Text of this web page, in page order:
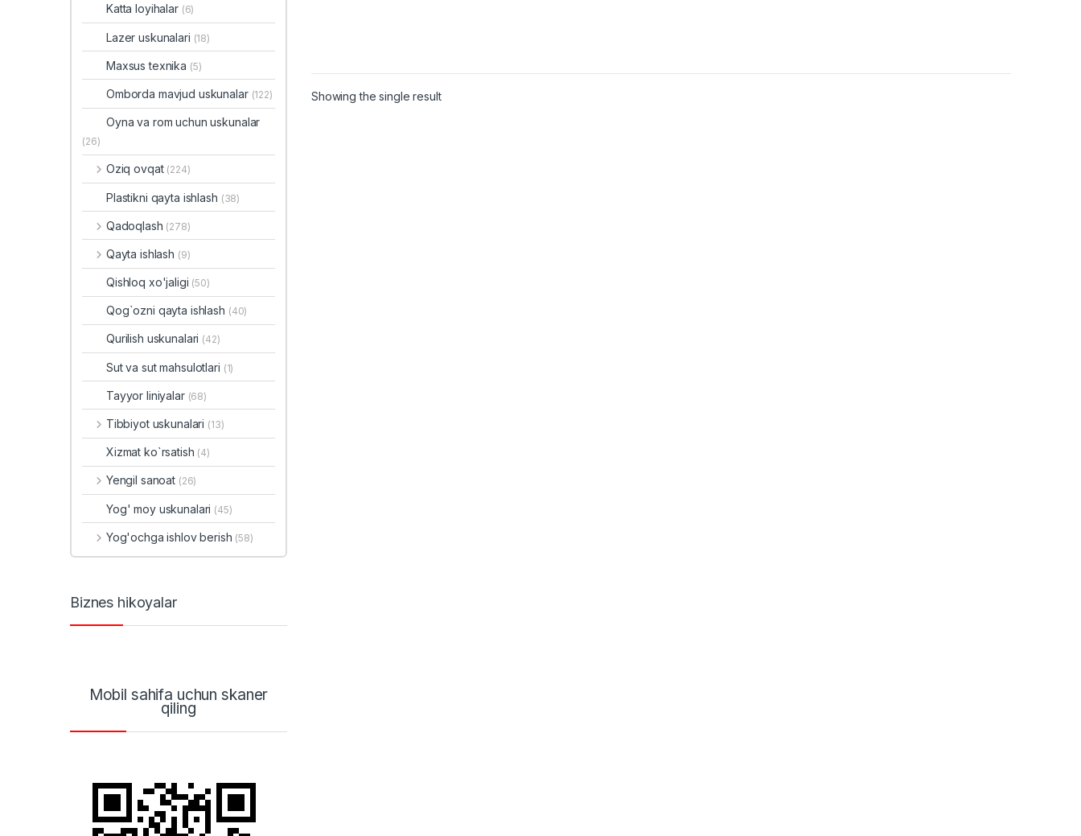
Showing the single result
Katta loyihalar (6)
Lazer uskunalari (18)
Maxsus texnika (5)
Omborda mavjud uskunalar (122)
Oyna va rom uchun uskunalar
(26)
Oziq ovqat (224)
Plastikni qayta ishlash (38)
Qadoqlash (278)
Qayta ishlash (9)
Qishloq xo'jaligi (50)
Qog`ozni qayta ishlash (40)
Qurilish uskunalari (42)
Sut va sut mahsulotlari (1)
Tayyor liniyalar (68)
Tibbiyot uskunalari (13)
Xizmat ko`rsatish (4)
Yengil sanoat (26)
Yog' moy uskunalari (45)
Yog'ochga ishlov berish (58)
Biznes hikoyalar
Mobil sahifa uchun skaner
qiling